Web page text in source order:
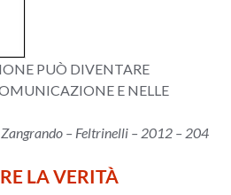
PUÒ DIVENTARE
E NELLE
Zangrando – Feltrinelli – 2012 – 204
LA VERITÀ